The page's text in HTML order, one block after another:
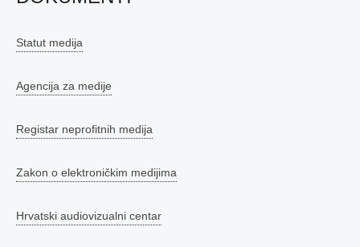
Statut medija
Agencija za medije
Registar neprofitnih medija
Zakon o elektroničkim medijima
Hrvatski audiovizualni centar